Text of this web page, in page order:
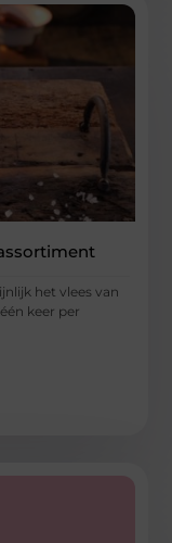
het vlees van
keer per